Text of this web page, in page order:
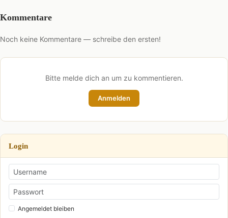
Kommentare
Noch keine Kommentare — schreibe den ersten!
Bitte melde dich an um zu kommentieren.
Anmelden
Login
Angemeldet bleiben